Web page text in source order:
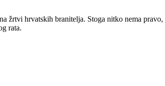
žrtvi hrvatskih branitelja. Stoga nitko nema
rata.